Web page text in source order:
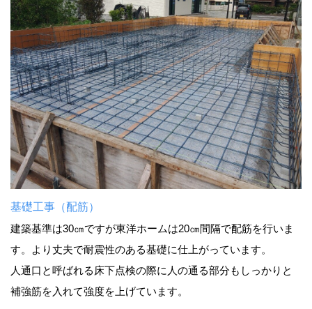
基礎工事（配筋）
建築基準は30㎝ですが東洋ホームは20㎝間隔で配筋を行いま
す。より丈夫で耐震性のある基礎に仕上がっています。
人通口と呼ばれる床下点検の際に人の通る部分もしっかりと
補強筋を入れて強度を上げています。